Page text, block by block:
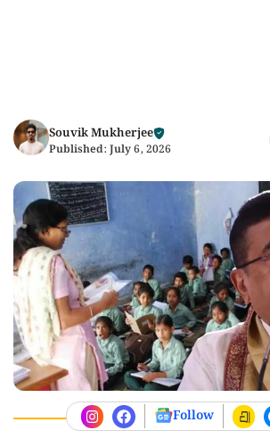
Souvik Mukherjee
Published: July 6, 2026
Follow